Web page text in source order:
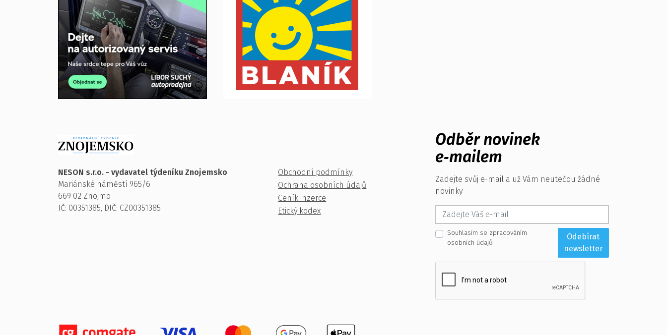
NESON s.r.o. - vydavatel týdeníku Znojemsko
Mariánské náměstí 965/6
669 02 Znojmo
IČ: 00351385, DIČ: CZ00351385
Obchodní podmínky
Ochrana osobních údajů
Ceník inzerce
Etický kodex
Odběr novinek
e‑mailem
Zadejte svůj e-mail a už Vám neutečou žádné
novinky
Souhlasím se zpracováním
osobních údajů
Odebírat
newsletter